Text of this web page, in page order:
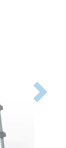
Další